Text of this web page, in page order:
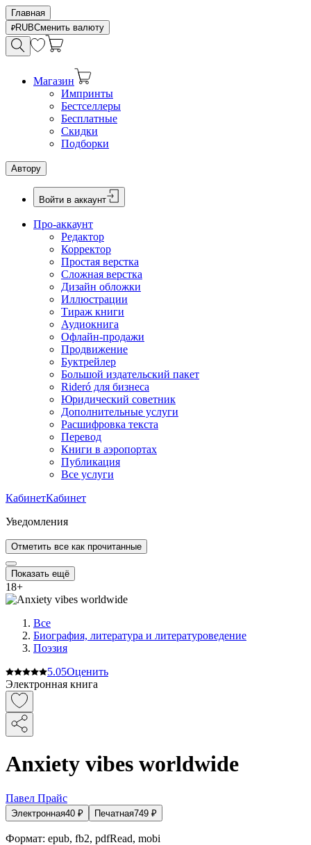
Главная
RUBСменить валюту
Магазин
Импринты
Бестселлеры
Бесплатные
Скидки
Подборки
Автору
Войти в аккаунт
Про-аккаунт
Редактор
Корректор
Простая верстка
Сложная верстка
Дизайн обложки
Иллюстрации
Тираж книги
Аудиокнига
Офлайн-продажи
Продвижение
Буктрейлер
Большой издательский пакет
Rideró для бизнеса
Юридический советник
Дополнительные услуги
Расшифровка текста
Перевод
Книги в аэропортах
Публикация
Все услуги
КабинетКабинет
Уведомления
Отметить все как прочитанные
Показать ещё
18+
Все
Биография, литература и литературоведение
Поэзия
5.05Оценить
Электронная книга
Anxiety vibes worldwide
Павел Прайс
Электронная40 ₽ Печатная749 ₽
Формат: epub, fb2, pdfRead, mobi